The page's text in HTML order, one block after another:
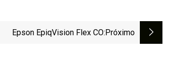
Epson EpiqVision Flex CO:próximo